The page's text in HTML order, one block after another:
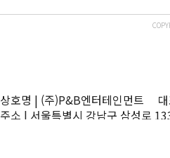
상호명 | (주)P&B엔터테인먼트
주소 | 서울특별시 강남구 삼성로